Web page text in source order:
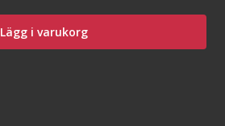
Lägg i varukorg